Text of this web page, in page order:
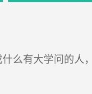
么有大学问的人